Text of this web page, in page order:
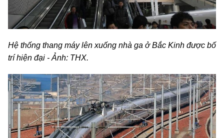
Hệ thống thang máy lên xuống nhà ga ở Bắc Kinh được bố
trí hiện đại - Ảnh: THX.